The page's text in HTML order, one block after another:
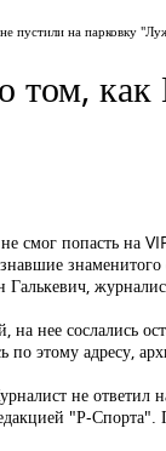
пустили на парковку
смог попасть на
нее сослались
по этому адресу,
не
"Р-